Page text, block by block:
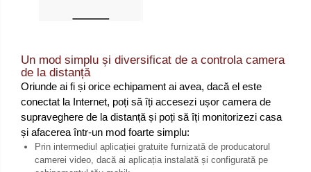
Un mod simplu și diversificat de a controla camera
de la distanță
Oriunde ai fi și orice echipament ai avea, dacă el este
conectat la Internet, poți să îți accesezi ușor camera de
supraveghere de la distanță și poți să îți monitorizezi casa
și afacerea într-un mod foarte simplu:
Prin intermediul aplicației gratuite furnizată de producatorul
camerei video, dacă ai aplicația instalată și configurată pe